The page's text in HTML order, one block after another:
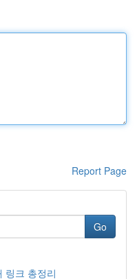
Report Page
Go
링크 총정리